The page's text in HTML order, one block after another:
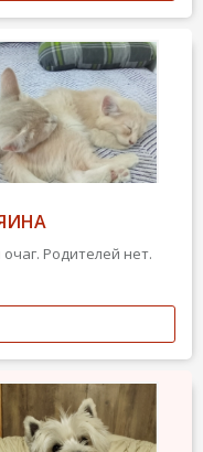
Родителей нет.